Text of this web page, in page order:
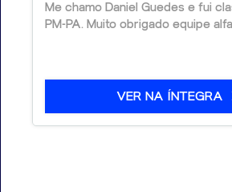
Me chamo Daniel Guedes e fui
PM-PA. Muito obrigado equipe
VER NA ÍNTEGRA